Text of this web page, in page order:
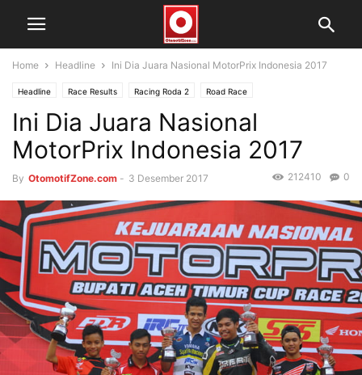
Home Headline Ini Dia Juara Nasional MotorPrix Indonesia 2017
Headline Race Results Racing Roda 2 Road Race
Ini Dia Juara Nasional
MotorPrix Indonesia 2017
By OtomotifZone.com - 3 Desember 2017 0
212410